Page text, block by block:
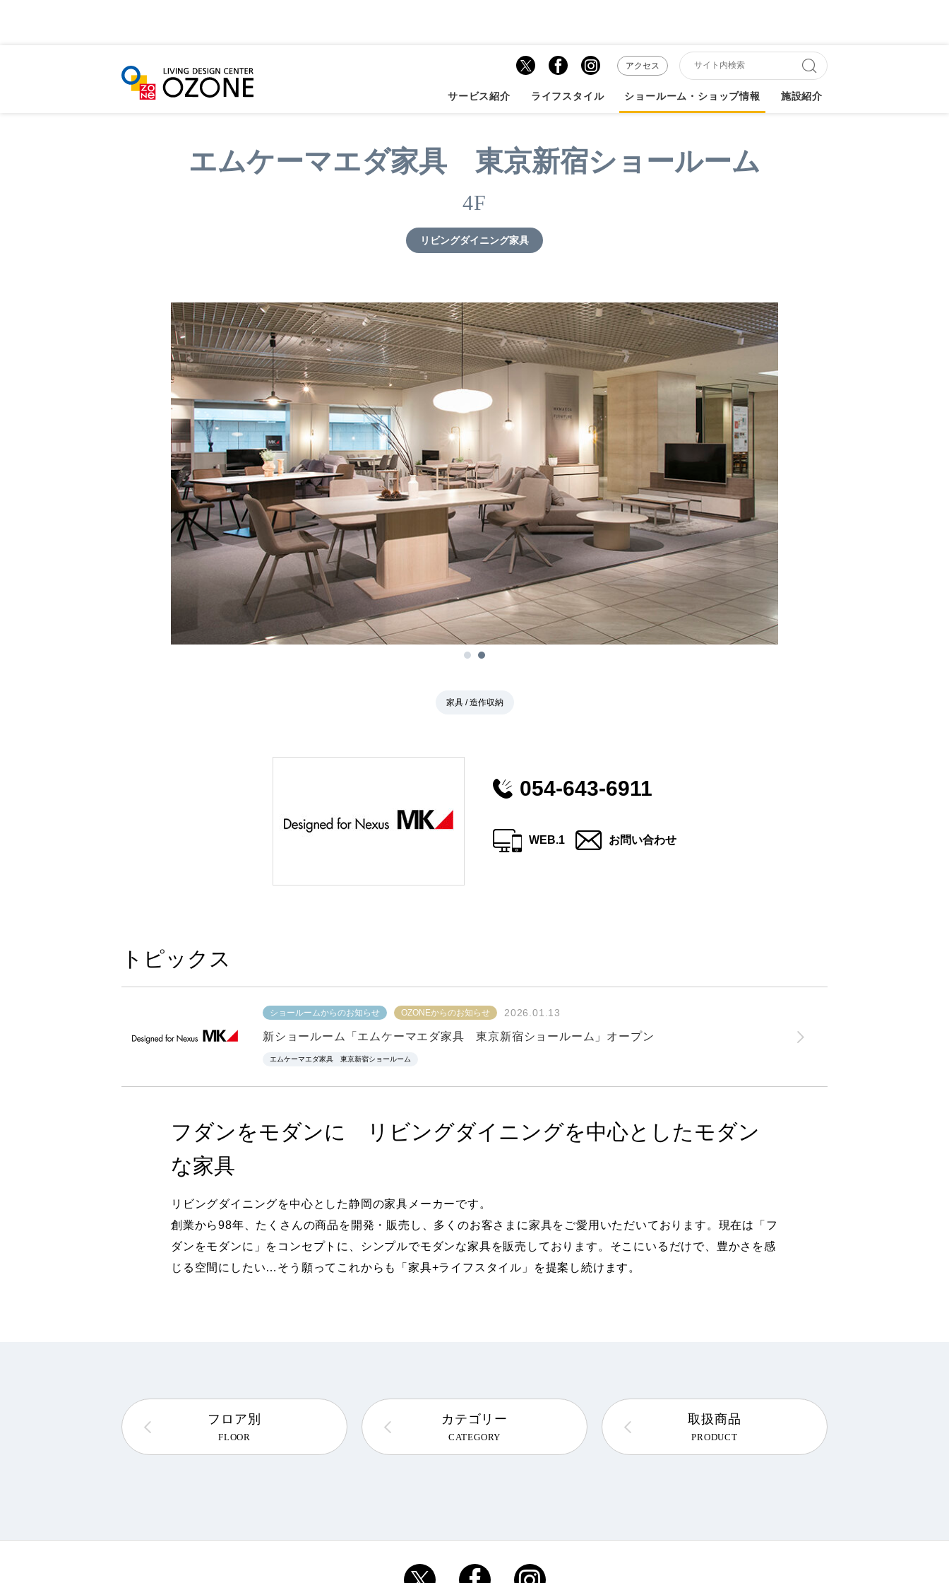
アクセス
サービス紹介 ライフスタイル ショールーム・ショップ情報 施設紹介
HOME ショールーム・ショップ一覧
エムケーマエダ家具 東京新宿ショールーム
4F
リビングダイニング家具
家具 / 造作収納
054-643-6911
WEB.1 お問い合わせ
トピックス
ショールームからのお知らせ OZONEからのお知らせ 2026.01.13
新ショールーム「エムケーマエダ家具 東京新宿ショールーム」オープン
エムケーマエダ家具 東京新宿ショールーム
フダンをモダンに リビングダイニングを中心としたモダン
な家具
リビングダイニングを中心とした静岡の家具メーカーです。
創業から98年、たくさんの商品を開発・販売し、多くのお客さまに家具をご愛用いただいております。現在は「フ
ダンをモダンに」をコンセプトに、シンプルでモダンな家具を販売しております。そこにいるだけで、豊かさを感
じる空間にしたい…そう願ってこれからも「家具+ライフスタイル」を提案し続けます。
フロア別
FLOOR
カテゴリー
CATEGORY
取扱商品
PRODUCT